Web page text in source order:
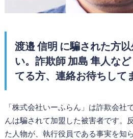
渡邉 信明 に騙された方
い。詐欺師 加島 隼人な
てる方、連絡お待ちして
「株式会社いーふらん」は詐欺会社
んは騙されて加盟した被害者です。
た人物が、執行役員である事実を知